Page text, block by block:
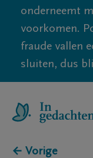
onderneemt
voorkomen.
fraude vallen
sluiten, dus
← Vorige